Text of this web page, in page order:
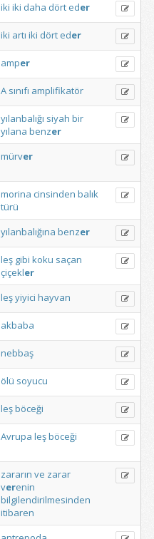
iki iki daha dört eder
iki artı iki dört eder
amper
A sınıfı amplifikatör
yılanbalığı siyah bir
yılana benzer
mürver
morina cinsinden balık
türü
yılanbalığına benzer
leş gibi koku saçan
çiçekler
leşyiyici hayvan
akbaba
nebbaş
ölü soyucu
leşböceği
Avrupa leşböceği
zararın ve zarar
verenin
bilgilendirilmesinden
itibaren